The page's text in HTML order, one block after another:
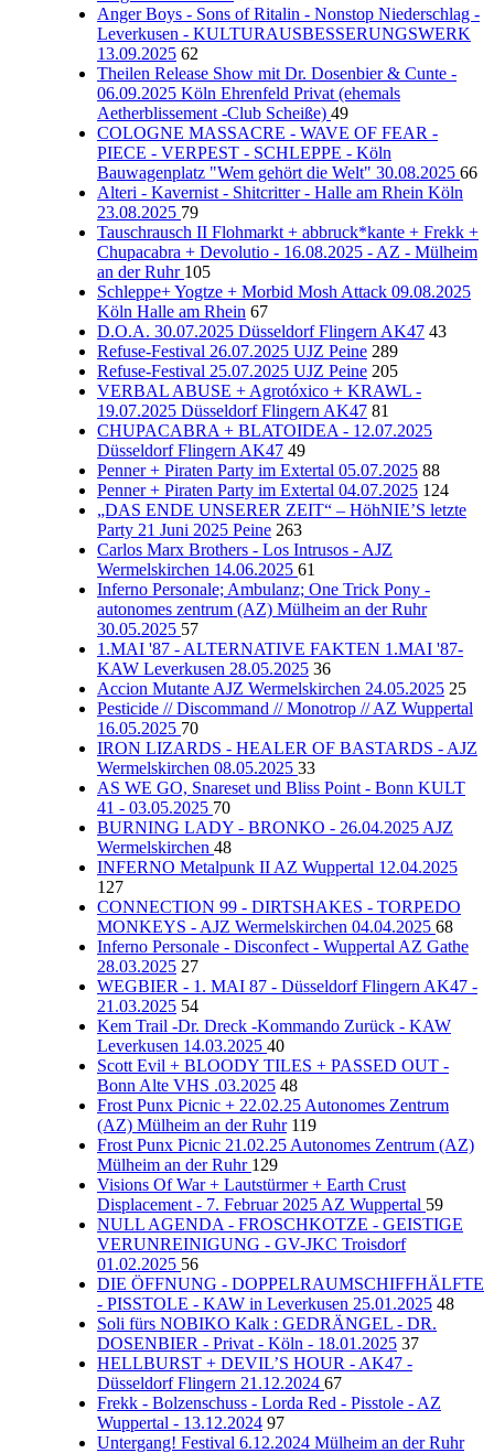
Anger Boys - Sons of Ritalin - Nonstop Niederschlag -
Leverkusen - KULTURAUSBESSERUNGSWERK
13.09.2025 62
Theilen Release Show mit Dr. Dosenbier & Cunte -
06.09.2025 Köln Ehrenfeld Privat (ehemals
Aetherblissement -Club Scheiße) 49
COLOGNE MASSACRE - WAVE OF FEAR -
PIECE - VERPEST - SCHLEPPE - Köln
Bauwagenplatz "Wem gehört die Welt" 30.08.2025 66
Alteri - Kavernist - Shitcritter - Halle am Rhein Köln
23.08.2025 79
Tauschrausch II Flohmarkt + abbruck*kante + Frekk +
Chupacabra + Devolutio - 16.08.2025 - AZ - Mülheim
an der Ruhr 105
Schleppe+ Yogtze + Morbid Mosh Attack 09.08.2025
Köln Halle am Rhein 67
D.O.A. 30.07.2025 Düsseldorf Flingern AK47 43
Refuse-Festival 26.07.2025 UJZ Peine 289
Refuse-Festival 25.07.2025 UJZ Peine 205
VERBAL ABUSE + Agrotóxico + KRAWL -
19.07.2025 Düsseldorf Flingern AK47 81
CHUPACABRA + BLATOIDEA - 12.07.2025
Düsseldorf Flingern AK47 49
Penner + Piraten Party im Extertal 05.07.2025 88
Penner + Piraten Party im Extertal 04.07.2025 124
„DAS ENDE UNSERER ZEIT“ – HöhNIE’S letzte
Party 21 Juni 2025 Peine 263
Carlos Marx Brothers - Los Intrusos - AJZ
Wermelskirchen 14.06.2025 61
Inferno Personale; Ambulanz; One Trick Pony -
autonomes zentrum (AZ) Mülheim an der Ruhr
30.05.2025 57
1.MAI '87 - ALTERNATIVE FAKTEN 1.MAI '87-
KAW Leverkusen 28.05.2025 36
Accion Mutante AJZ Wermelskirchen 24.05.2025 25
Pesticide // Discommand // Monotrop // AZ Wuppertal
16.05.2025 70
IRON LIZARDS - HEALER OF BASTARDS - AJZ
Wermelskirchen 08.05.2025 33
AS WE GO, Snareset und Bliss Point - Bonn KULT
41 - 03.05.2025 70
BURNING LADY - BRONKO - 26.04.2025 AJZ
Wermelskirchen 48
INFERNO Metalpunk II AZ Wuppertal 12.04.2025
127
CONNECTION 99 - DIRTSHAKES - TORPEDO
MONKEYS - AJZ Wermelskirchen 04.04.2025 68
Inferno Personale - Disconfect - Wuppertal AZ Gathe
28.03.2025 27
WEGBIER - 1. MAI 87 - Düsseldorf Flingern AK47 -
21.03.2025 54
Kem Trail -Dr. Dreck -Kommando Zurück - KAW
Leverkusen 14.03.2025 40
Scott Evil + BLOODY TILES + PASSED OUT -
Bonn Alte VHS .03.2025 48
Frost Punx Picnic + 22.02.25 Autonomes Zentrum
(AZ) Mülheim an der Ruhr 119
Frost Punx Picnic 21.02.25 Autonomes Zentrum (AZ)
Mülheim an der Ruhr 129
Visions Of War + Lautstürmer + Earth Crust
Displacement - 7. Februar 2025 AZ Wuppertal 59
NULL AGENDA - FROSCHKOTZE - GEISTIGE
VERUNREINIGUNG - GV-JKC Troisdorf
01.02.2025 56
DIE ÖFFNUNG - DOPPELRAUMSCHIFFHÄLFTE
- PISSTOLE - KAW in Leverkusen 25.01.2025 48
Soli fürs NOBIKO Kalk : GEDRÄNGEL - DR.
DOSENBIER - Privat - Köln - 18.01.2025 37
HELLBURST + DEVIL’S HOUR - AK47 -
Düsseldorf Flingern 21.12.2024 67
Frekk - Bolzenschuss - Lorda Red - Pisstole - AZ
Wuppertal - 13.12.2024 97
Untergang! Festival 6.12.2024 Mülheim an der Ruhr